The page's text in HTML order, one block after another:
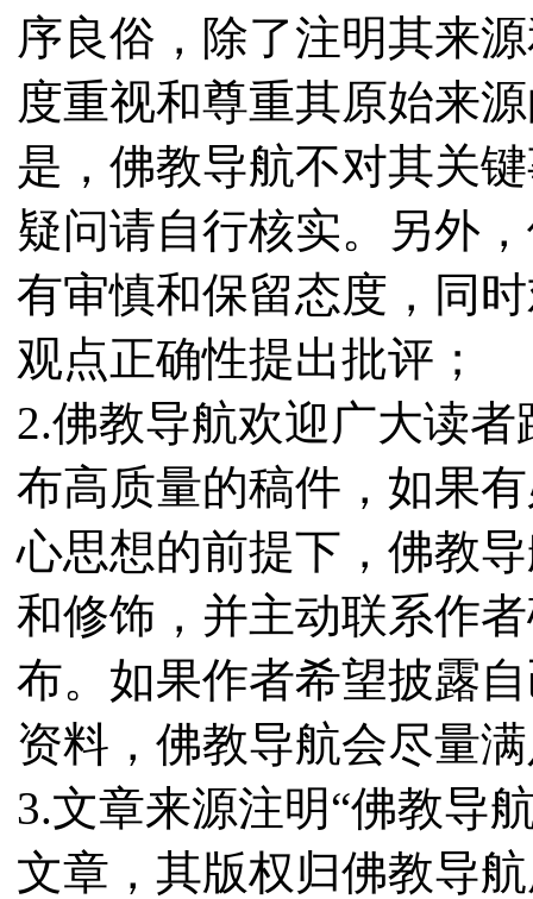
序良俗，除了注明其来
度重视和尊重其原始来
是，佛教导航不对其关
疑问请自行核实。另外
有审慎和保留态度，同
观点正确性提出批评；
2.佛教导航欢迎广大读
布高质量的稿件，如果
心思想的前提下，佛教
和修饰，并主动联系作
布。如果作者希望披露
资料，佛教导航会尽量
3.文章来源注明“佛教导
文章，其版权归佛教导